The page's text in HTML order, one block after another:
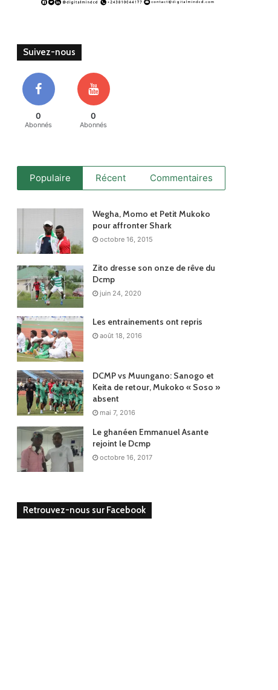
Suivez-nous
0
Abonnés
0
Abonnés
Populaire Récent Commentaires
Wegha, Momo et Petit Mukoko
pour affronter Shark
octobre 16, 2015
Zito dresse son onze de rêve du
Dcmp
juin 24, 2020
Les entrainements ont repris
août 18, 2016
DCMP vs Muungano: Sanogo et
Keita de retour, Mukoko « Soso »
absent
mai 7, 2016
Le ghanéen Emmanuel Asante
rejoint le Dcmp
octobre 16, 2017
Retrouvez-nous sur Facebook